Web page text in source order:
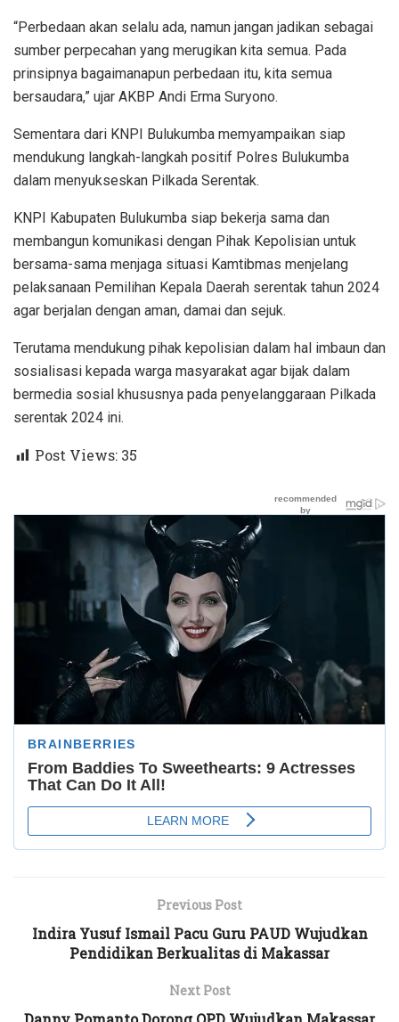
“Perbedaan akan selalu ada, namun jangan jadikan sebagai
sumber perpecahan yang merugikan kita semua. Pada
prinsipnya bagaimanapun perbedaan itu, kita semua
bersaudara,” ujar AKBP Andi Erma Suryono.
Sementara dari KNPI Bulukumba memyampaikan siap
mendukung langkah-langkah positif Polres Bulukumba
dalam menyukseskan Pilkada Serentak.
KNPI Kabupaten Bulukumba siap bekerja sama dan
membangun komunikasi dengan Pihak Kepolisian untuk
bersama-sama menjaga situasi Kamtibmas menjelang
pelaksanaan Pemilihan Kepala Daerah serentak tahun 2024
agar berjalan dengan aman, damai dan sejuk.
Terutama mendukung pihak kepolisian dalam hal imbaun dan
sosialisasi kepada warga masyarakat agar bijak dalam
bermedia sosial khususnya pada penyelanggaraan Pilkada
serentak 2024 ini.
Post Views: 35
Previous Post
Indira Yusuf Ismail Pacu Guru PAUD Wujudkan
Pendidikan Berkualitas di Makassar
Next Post